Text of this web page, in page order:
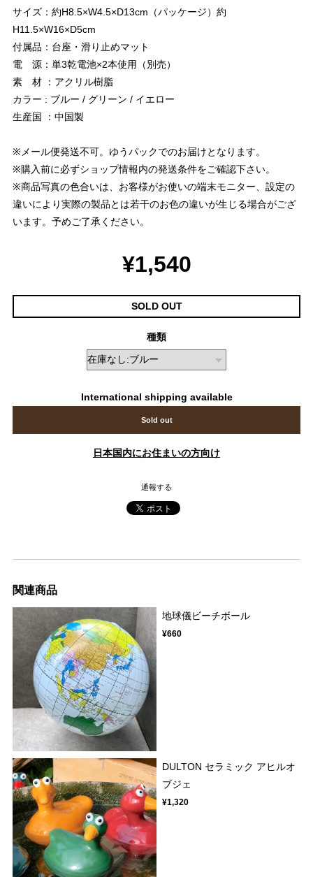
サイズ：約H8.5×W4.5×D13cm（パッケージ）約
H11.5×W16×D5cm
付属品：台座・滑り止めマット
電 源：単3乾電池×2本使用（別売）
素 材 ：アクリル樹脂
カラー : ブルー / グリーン / イエロー
生産国 ：中国製
※メール便発送不可。ゆうパックでのお届けとなります。
※購入前に必ずショップ情報内の発送条件をご確認下さい。
※商品写真の色合いは、お客様がお使いの端末モニター、設定の
違いにより実際の製品とは若干のお色の違いが生じる場合がござ
います。予めご了承ください。
¥1,540
SOLD OUT
種類
International shipping available
Sold out
日本国内にお住まいの方向け
通報する
関連商品
地球儀ビーチボール
¥660
DULTON セラミック アヒルオ
ブジェ
¥1,320